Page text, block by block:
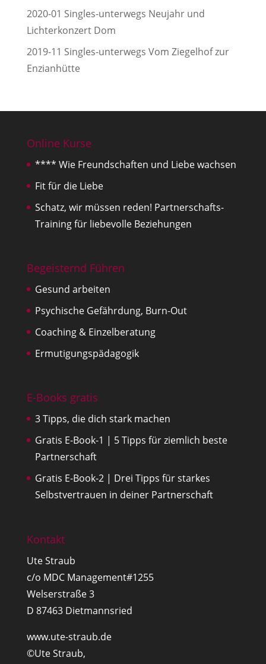
2020-01 Singles-unterwegs Neujahr und
Lichterkonzert Dom
2019-11 Singles-unterwegs Vom Ziegelhof zur
Enzianhütte
Online Kurse
**** Wie Freundschaften und Liebe wachsen
Fit für die Liebe
Schatz, wir müssen reden! Partnerschafts-
Training für liebevolle Beziehungen
Begeisternd Führen
Gesund arbeiten
Psychische Gefährdung, Burn-Out
Coaching & Einzelberatung
Ermutigungspädagogik
E-Books gratis
3 Tipps, die dich stark machen
Gratis E-Book-1 | 5 Tipps für ziemlich beste
Partnerschaft
Gratis E-Book-2 | Drei Tipps für starkes
Selbstvertrauen in deiner Partnerschaft
Kontakt
Ute Straub
c/o MDC Management#1255
Welserstraße 3
D 87463 Dietmannsried
www.ute-straub.de
©Ute Straub,